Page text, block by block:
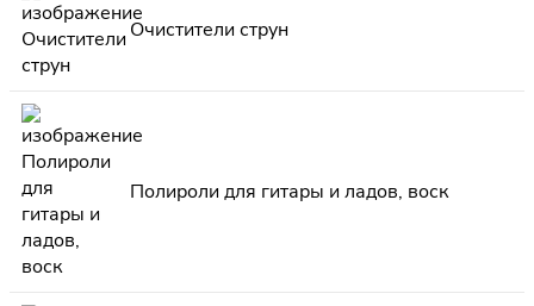
Очистители струн
Полироли для гитары и ладов, воск